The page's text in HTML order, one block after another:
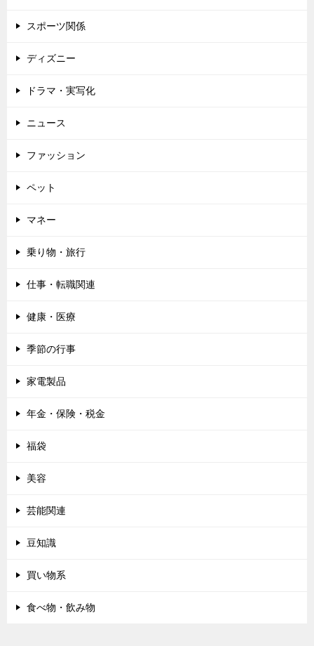
スポーツ関係
ディズニー
ドラマ・実写化
ニュース
ファッション
ペット
マネー
乗り物・旅行
仕事・転職関連
健康・医療
季節の行事
家電製品
年金・保険・税金
福袋
美容
芸能関連
豆知識
買い物系
食べ物・飲み物